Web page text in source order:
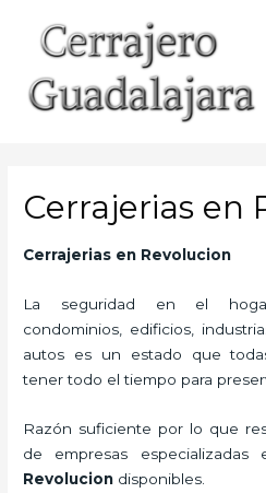
contenido
Cerrajerias en
Cerrajerias en Revolucion
La seguridad en el
condominios, edificios,
autos es un estado que
tener todo el tiempo para
Razón suficiente por lo que
de empresas
Revolucion disponibles.